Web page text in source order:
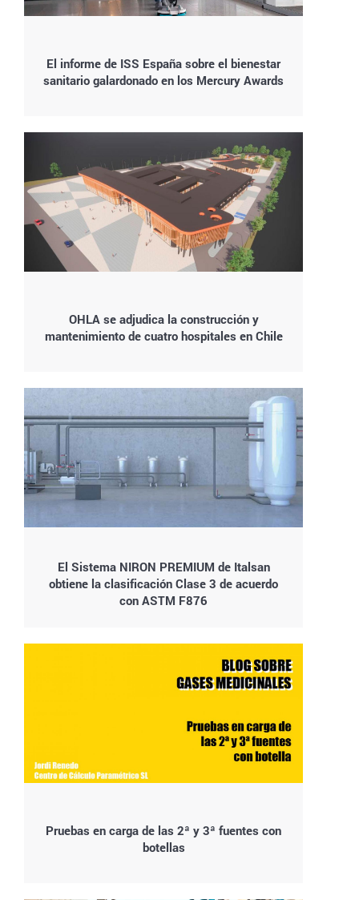
El informe de ISS España sobre el bienestar
sanitario galardonado en los Mercury Awards
OHLA se adjudica la construcción y
mantenimiento de cuatro hospitales en Chile
El Sistema NIRON PREMIUM de Italsan
obtiene la clasificación Clase 3 de acuerdo
con ASTM F876
Pruebas en carga de las 2ª y 3ª fuentes con
botellas